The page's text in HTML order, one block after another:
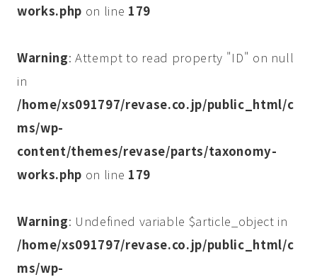
works.php on line 179
Warning: Attempt to read property "ID" on null
in
/home/xs091797/revase.co.jp/public_html/c
ms/wp-
content/themes/revase/parts/taxonomy-
works.php on line 179
Warning: Undefined variable $article_object in
/home/xs091797/revase.co.jp/public_html/c
ms/wp-